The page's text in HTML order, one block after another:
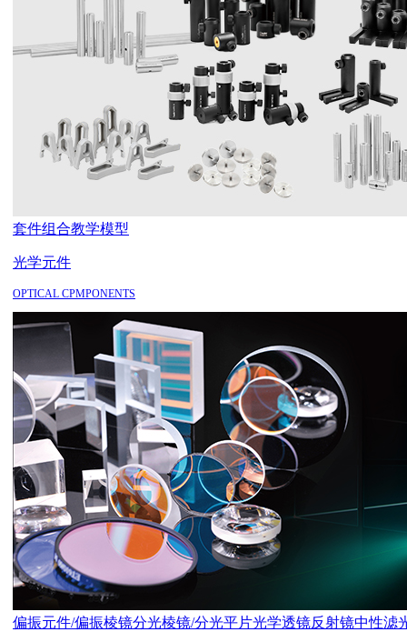
套件组合教学模型
光学元件
OPTICAL CPMPONENTS
偏振元件/偏振棱镜分光棱镜/分光平片光学透镜反射镜中性滤